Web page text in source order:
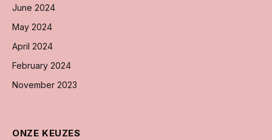
June 2024
May 2024
April 2024
February 2024
November 2023
ONZE KEUZES